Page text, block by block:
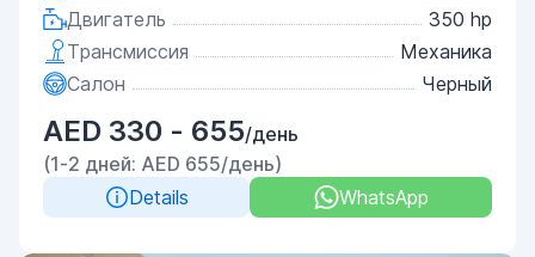
Двигатель
350 hp
Трансмиссия
Механика
Салон
Черный
AED 330 - 655/день
(1-2 дней: AED 655/день)
Details
WhatsApp